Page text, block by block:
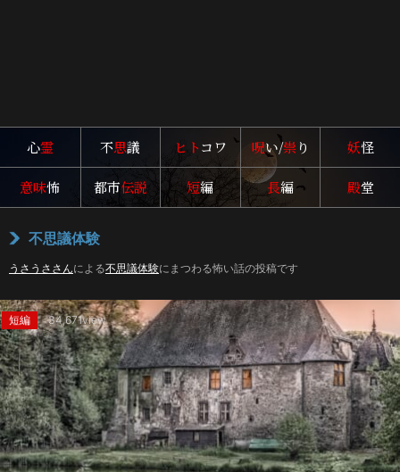
心霊 不思議 ヒトコワ 呪い/祟り 妖怪
意味怖 都市伝説 短編 長編 殿堂
不思議体験
うさうささんによる不思議体験にまつわる怖い話の投稿です
短編 34,671view